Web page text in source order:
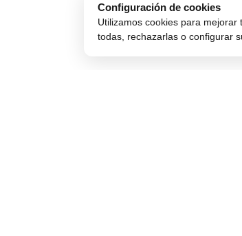
Configuración de cookies
Utilizamos cookies para
todas, rechazarlas o configurar